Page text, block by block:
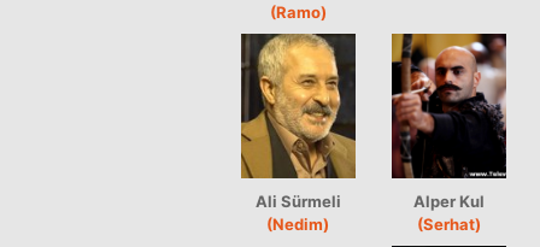
(Ramo)
Ali Sürmeli
(Nedim)
Alper Kul
(Serhat)